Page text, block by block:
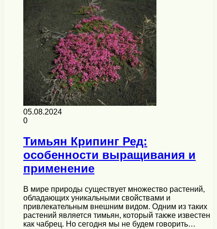
05.08.2024
0
Тимьян Крипинг Ред:
особенности выращивания и
применение
В мире природы существует множество растений,
обладающих уникальными свойствами и
привлекательным внешним видом. Одним из таких
растений является тимьян, который также известен
как чабрец. Но сегодня мы не будем говорить…